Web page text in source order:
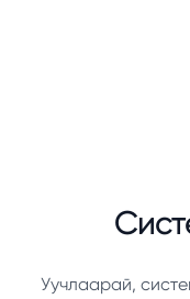
Уучлаарай,